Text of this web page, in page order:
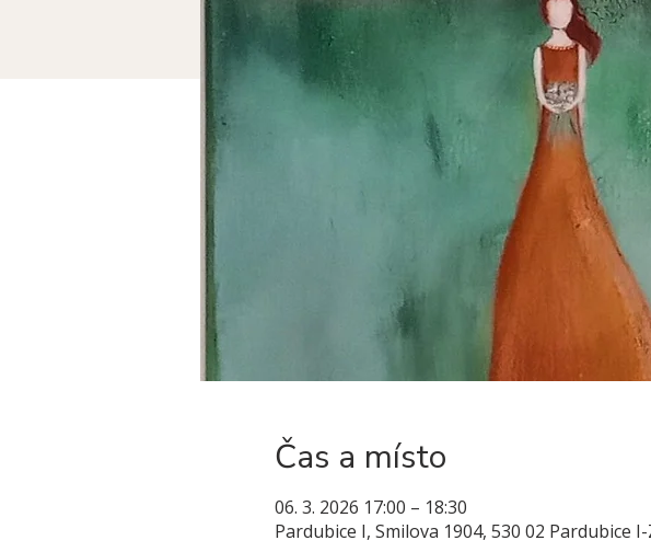
Čas a místo
06. 3. 2026 17:00 – 18:30
Pardubice I, Smilova 1904, 530 02 Pardubice